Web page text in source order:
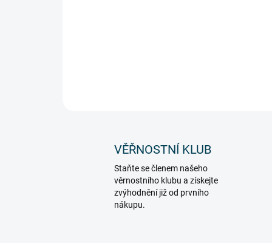
VĚŘNOSTNÍ KLUB
Staňte se členem našeho
věrnostního klubu a získejte
zvýhodnění již od prvního
nákupu.